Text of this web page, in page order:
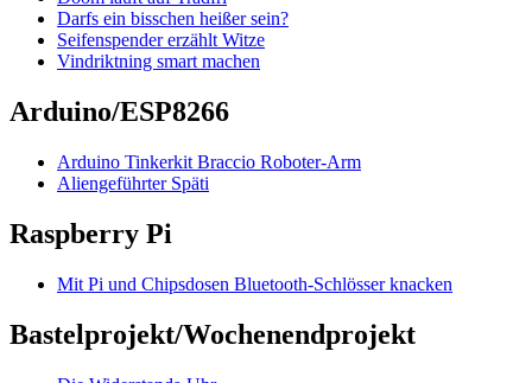
Darfs ein bisschen heißer sein?
Seifenspender erzählt Witze
Vindriktning smart machen
Arduino/ESP8266
Arduino Tinkerkit Braccio Roboter-Arm
Aliengeführter Späti
Raspberry Pi
Mit Pi und Chipsdosen Bluetooth-Schlösser knacken
Bastelprojekt/Wochenendprojekt